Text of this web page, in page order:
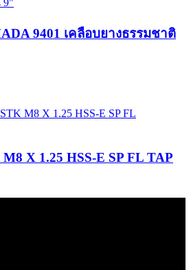
9401 เคลือบยางธรรมชาติ
X 1.25 HSS-E SP FL TAP